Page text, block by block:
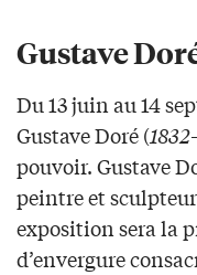
Gustave
Du 13 juin au 14
Gustave Doré (
pouvoir. Gustave
peintre et
exposition sera la
d’envergure